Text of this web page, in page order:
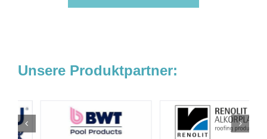
Unsere Produktpartner: